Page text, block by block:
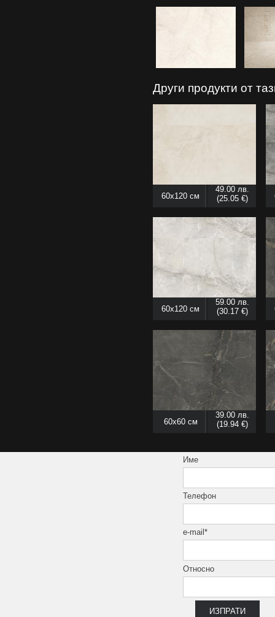
Други продукти от
60x120 см
49.00 лв.
(25.05 €)
60x120 см
59.00 лв.
(30.17 €)
60x60 см
39.00 лв.
(19.94 €)
Име
Телефон
e-mail*
Относно